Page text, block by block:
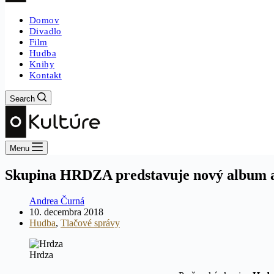
Domov
Divadlo
Film
Hudba
Knihy
Kontakt
Search
Menu
Skupina HRDZA predstavuje nový album
Andrea Čurná
10. decembra 2018
Hudba, Tlačové správy
Hrdza